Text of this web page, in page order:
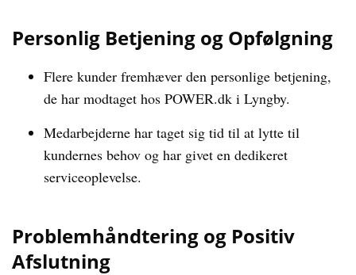
Personlig Betjening og Opfølgning
Flere kunder fremhæver den personlige betjening,
de har modtaget hos POWER.dk i Lyngby.
Medarbejderne har taget sig tid til at lytte til
kundernes behov og har givet en dedikeret
serviceoplevelse.
Problemhåndtering og Positiv
Afslutning